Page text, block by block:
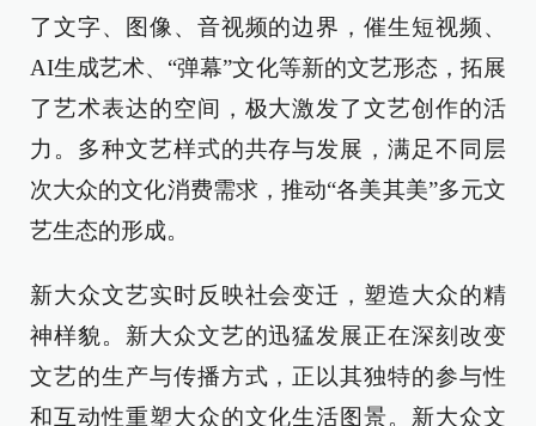
了文字、图像、音视频的边界，催生短视频、
AI生成艺术、“弹幕”文化等新的文艺形态，拓展
了艺术表达的空间，极大激发了文艺创作的活
力。多种文艺样式的共存与发展，满足不同层
次大众的文化消费需求，推动“各美其美”多元文
艺生态的形成。
新大众文艺实时反映社会变迁，塑造大众的精
神样貌。新大众文艺的迅猛发展正在深刻改变
文艺的生产与传播方式，正以其独特的参与性
和互动性重塑大众的文化生活图景。新大众文